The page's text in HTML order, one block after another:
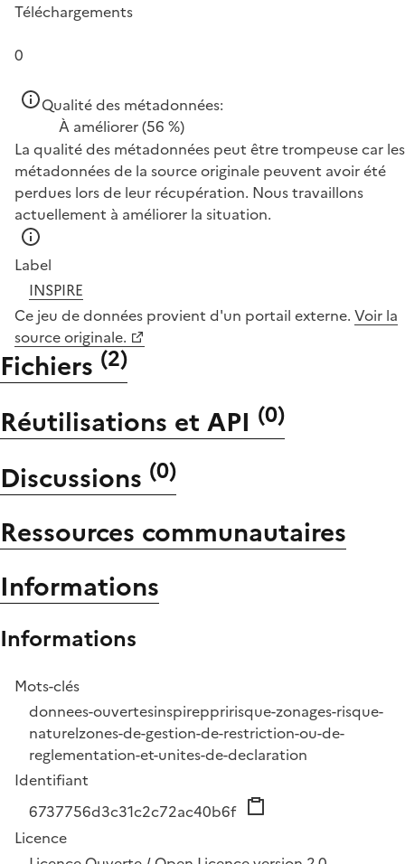
Téléchargements
0
Qualité des métadonnées:
À améliorer(56 %)
La qualité des métadonnées peut être trompeuse car les
métadonnées de la source originale peuvent avoir été
perdues lors de leur récupération. Nous travaillons
actuellement à améliorer la situation.
Label
INSPIRE
Ce jeu de données provient d'un portail externe. Voir la
source originale.
Fichiers (2)
Réutilisations et API (0)
Discussions (0)
Ressources communautaires
Informations
Informations
Mots-clés
donnees-ouvertesinspireppririsque-zonages-risque-
naturelzones-de-gestion-de-restriction-ou-de-
reglementation-et-unites-de-declaration
Identifiant
6737756d3c31c2c72ac40b6f
Licence